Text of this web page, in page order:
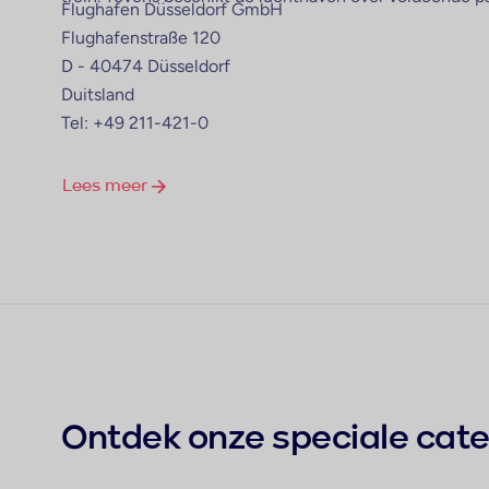
Flughafen Düsseldorf GmbH
Flughafenstraße 120
D - 40474 Düsseldorf
Duitsland
Tel: +49 211-421-0
Lees meer
Ontdek onze speciale